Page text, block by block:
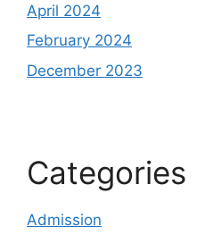
April 2024
February 2024
December 2023
Categories
Admission